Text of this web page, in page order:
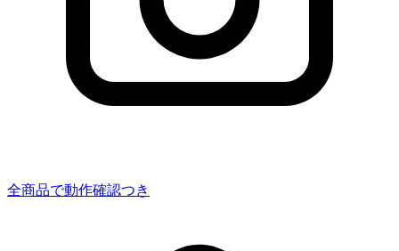
全商品で動作確認つき